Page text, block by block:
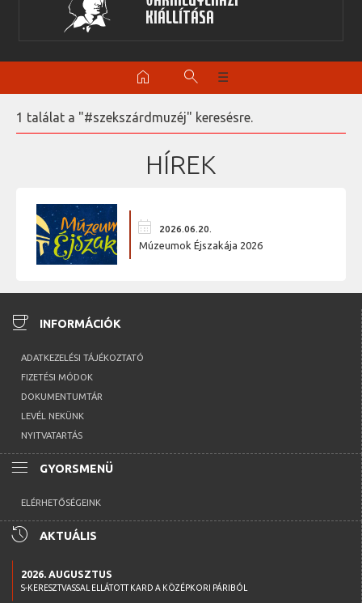
kiállítása
home search ☰
1 találat a "#szekszárdmuzéj" keresésre.
HÍREK
calendar_month 2026.06.20.
Múzeumok Éjszakája 2026
coffee INFORMÁCIÓK
ADATKEZELÉSI TÁJÉKOZTATÓ
FIZETÉSI MÓDOK
DOKUMENTUMTÁR
LEVÉL NEKÜNK
NYITVATARTÁS
menu GYORSMENÜ
ELÉRHETŐSÉGEINK
history AKTUÁLIS
2026. AUGUSZTUS
S-KERESZTVASSAL ELLÁTOTT KARD A KÖZÉPKORI PÁRIBÓL